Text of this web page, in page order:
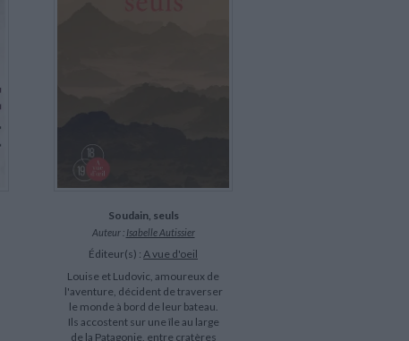
Soudain, seuls
Auteur : Isabelle Autissier
Éditeur(s) : A vue d'oeil
Louise et Ludovic, amoureux de
l'aventure, décident de traverser
le monde à bord de leur bateau.
Ils accostent sur une île au large
de la Patagonie, entre cratères